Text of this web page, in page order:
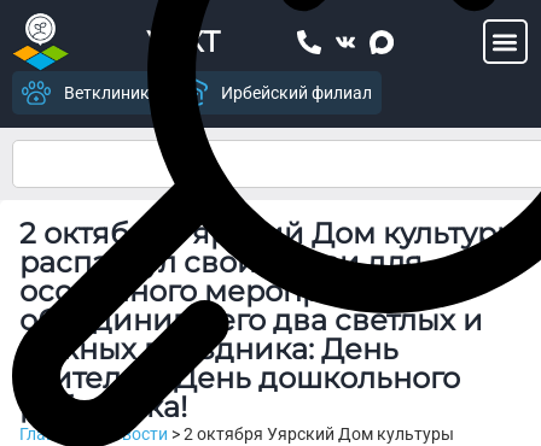
УСХТ
Ветклиника Ирбейский филиал
2 октября Уярский Дом культуры
распахнул свои двери для
особенного мероприятия,
объединившего два светлых и
важных праздника: День
учителя и День дошкольного
работника!
Главная Новости >2 октября Уярский Дом культуры